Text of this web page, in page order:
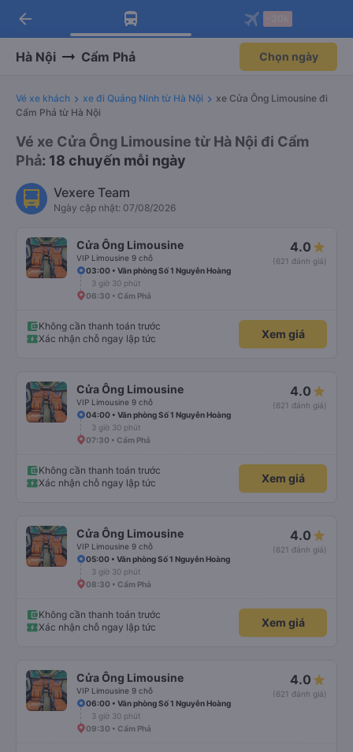
Tải app Vexere ngay!
Nhận ưu đãi thành viên độc
Mở app
Tải app Vexere
-30k/ghế khi đặt vé máy bay qua
Mở app
arrow_back
Hà Nội Cẩm Phả Chọn ngày
Vé xe khách xe đi Quảng Ninh từ Hà Nội
xe Cửa Ông Limousine đi
Cẩm Phả từ Hà Nội
Vé xe Cửa Ông Limousine từ Hà Nội đi Cẩm
Phả: 18 chuyến mỗi ngày
Vexere Team
Ngày cập nhật: 07/08/2026
Cửa Ông Limousine
VIP Limousine 9 chỗ
4.0
(621 đánh giá)
03:00 • Văn phòng Số 1 Nguyễn Hoàng
3 giờ 30 phút
06:30 • Cẩm Phả
Không cần thanh toán trước
Xác nhận chỗ ngay lập tức
Xem giá
Cửa Ông Limousine
VIP Limousine 9 chỗ
4.0
(621 đánh giá)
04:00 • Văn phòng Số 1 Nguyễn Hoàng
3 giờ 30 phút
07:30 • Cẩm Phả
Không cần thanh toán trước
Xác nhận chỗ ngay lập tức
Xem giá
Cửa Ông Limousine
VIP Limousine 9 chỗ
4.0
(621 đánh giá)
05:00 • Văn phòng Số 1 Nguyễn Hoàng
3 giờ 30 phút
08:30 • Cẩm Phả
Không cần thanh toán trước
Xác nhận chỗ ngay lập tức
Xem giá
Cửa Ông Limousine
VIP Limousine 9 chỗ
4.0
(621 đánh giá)
06:00 • Văn phòng Số 1 Nguyễn Hoàng
3 giờ 30 phút
09:30 • Cẩm Phả